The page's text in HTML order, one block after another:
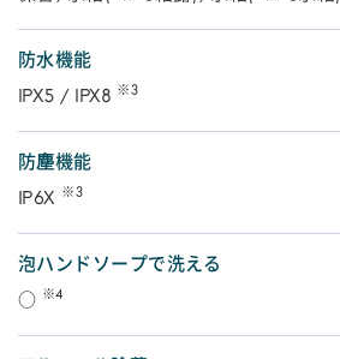
防水機能
IPX5 / IPX8 ※3
防塵機能
IP6X
※3
泡ハンドソープで洗える
○ ※4